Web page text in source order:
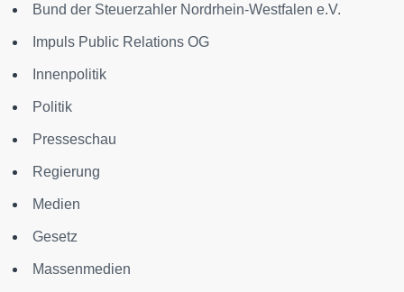
Bund der Steuerzahler Nordrhein-Westfalen e.V.
Impuls Public Relations OG
Innenpolitik
Politik
Presseschau
Regierung
Medien
Gesetz
Massenmedien